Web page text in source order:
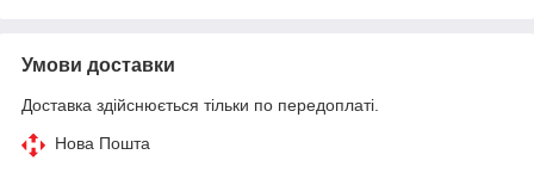
Умови доставки
Доставка здійснюється тільки по передоплаті.
Нова Пошта